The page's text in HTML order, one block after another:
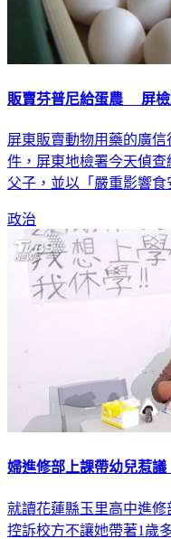
販賣芬普尼給蛋農 屏檢
屏東販賣動物用藥的廣
件，屏東地檢署今天偵
父子，並以「嚴重影響食
政治
婦進修部上課帶幼兒惹
就讀花蓮縣玉里高中進
控訴校方不讓她帶著1歲